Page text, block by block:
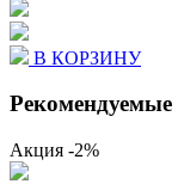
В КОРЗИНУ
Акция -2%